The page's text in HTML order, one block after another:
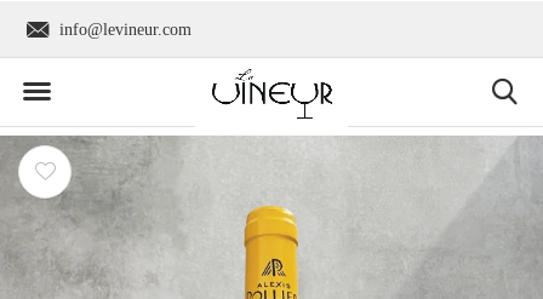
info@levineur.com